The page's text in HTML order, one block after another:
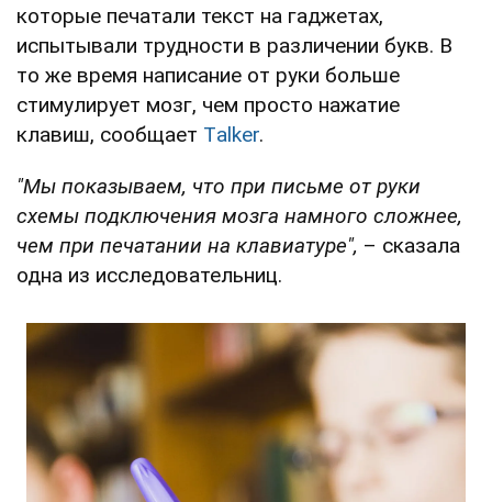
которые печатали текст на гаджетах,
испытывали трудности в различении букв. В
то же время написание от руки больше
стимулирует мозг, чем просто нажатие
клавиш, сообщает Тalker.
"Мы показываем, что при письме от руки
схемы подключения мозга намного сложнее,
чем при печатании на клавиатуре", – сказала
одна из исследовательниц.